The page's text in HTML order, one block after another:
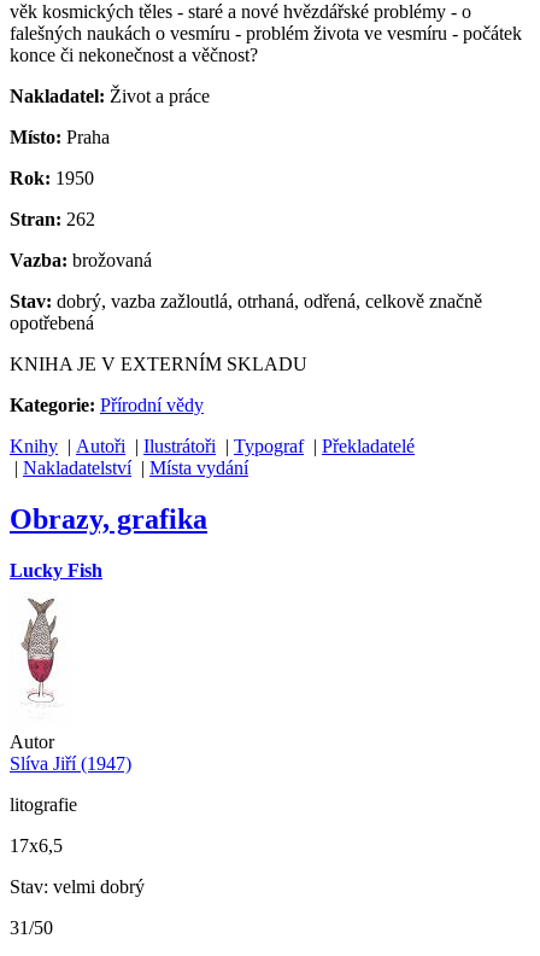
věk kosmických těles - staré a nové hvězdářské problémy - o
falešných naukách o vesmíru - problém života ve vesmíru - počátek
konce či nekonečnost a věčnost?
Nakladatel: Život a práce
Místo: Praha
Rok: 1950
Stran: 262
Vazba: brožovaná
Stav: dobrý, vazba zažloutlá, otrhaná, odřená, celkově značně
opotřebená
KNIHA JE V EXTERNÍM SKLADU
Kategorie: Přírodní vědy
Knihy | Autoři | Ilustrátoři | Typograf| Překladatelé
| Nakladatelství| Místa vydání
Obrazy, grafika
Lucky Fish
Autor
Slíva Jiří (1947)
litografie
17x6,5
Stav: velmi dobrý
31/50